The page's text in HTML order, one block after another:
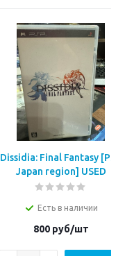
Dissidia: Final Fantasy [PSP
Japan region] USED
Есть в наличии
800руб/шт